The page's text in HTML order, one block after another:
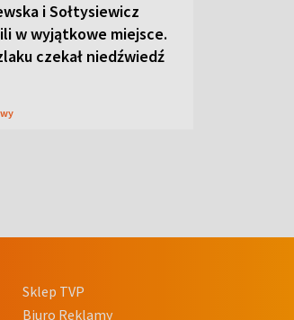
i Sołtysiewicz
w wyjątkowe miejsce.
czekał niedźwiedź
Sklep TVP
Biuro Reklamy